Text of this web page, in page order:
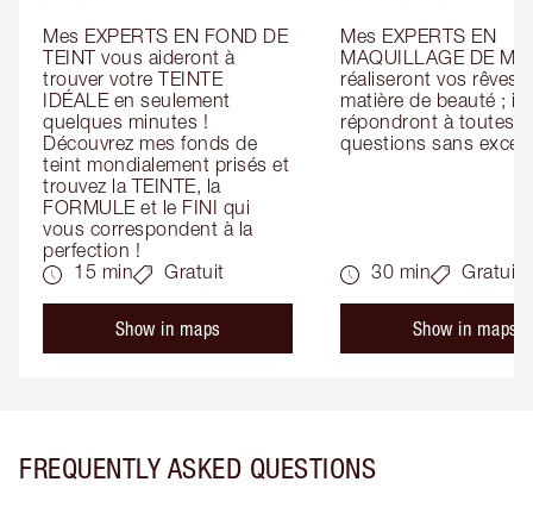
Mes EXPERTS EN FOND DE
TEINT vous aideront à
trouver votre TEINTE
IDÉALE en seulement
quelques minutes !
Découvrez mes fonds de
teint mondialement prisés et
trouvez la TEINTE, la
FORMULE et le FINI qui
vous correspondent à la
perfection !
15 min
Gratuit
Show in maps
Mes EXPERTS EN
MAQUILLAGE DE
réaliseront vos rêves
matière de beauté ; ils
répondront à toutes
questions sans
30 min Gratuit
Show in maps
FREQUENTLY ASKED QUESTIONS